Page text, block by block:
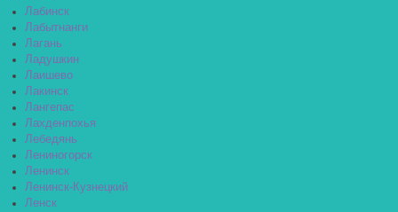
Лабинск
Лабытнанги
Лагань
Ладушкин
Лаишево
Лакинск
Лангепас
Лахденпохья
Лебедянь
Лениногорск
Ленинск
Ленинск-Кузнецкий
Ленск